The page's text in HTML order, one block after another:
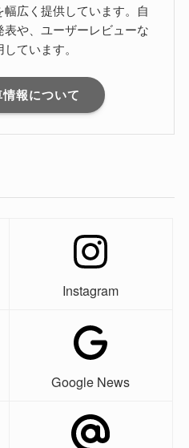
広く提供しています。自
や、ユーザーレビューな
ています。
報について
Instagram
Google News